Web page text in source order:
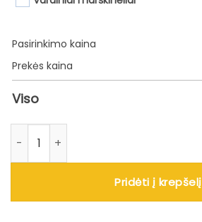
Pasirinkimo kaina
Prekės kaina
Viso
Pridėti į krepšelį